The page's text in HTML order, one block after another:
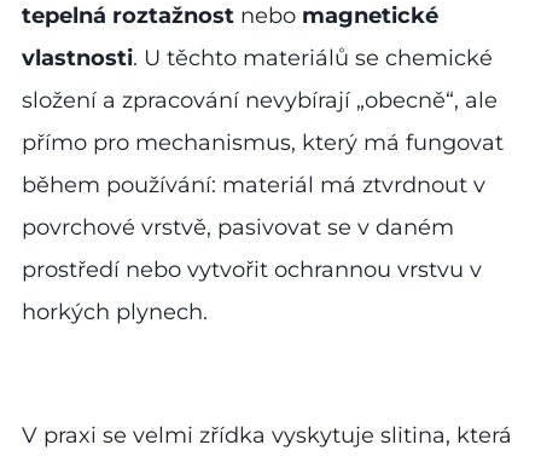
tepelná roztažnost nebo magnetické
vlastnosti. U těchto materiálů se chemické
složení a zpracování nevybírají „obecně“, ale
přímo pro mechanismus, který má fungovat
během používání: materiál má ztvrdnout v
povrchové vrstvě, pasivovat se v daném
prostředí nebo vytvořit ochrannou vrstvu v
horkých plynech.
V praxi se velmi zřídka vyskytuje slitina, která